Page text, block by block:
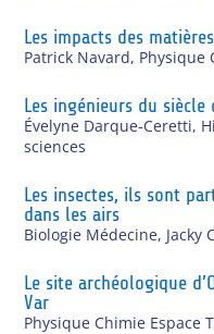
Les impacts des
Patrick Navard, Physique
Les ingénieurs du
Évelyne Darque-Ceretti,
sciences
Les insectes, ils sont
dans les airs
Biologie Médecine, Jacky
Le site archéologique
Var
Physique Chimie Espace